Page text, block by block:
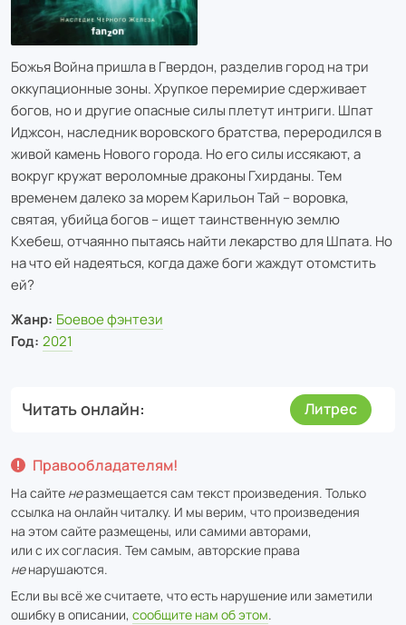
Божья Война пришла в Гвердон, разделив город на три
оккупационные зоны. Хрупкое перемирие сдерживает
богов, но и другие опасные силы плетут интриги. Шпат
Иджсон, наследник воровского братства, переродился в
живой камень Нового города. Но его силы иссякают, а
вокруг кружат вероломные драконы Гхирданы. Тем
временем далеко за морем Карильон Тай – воровка,
святая, убийца богов – ищет таинственную землю
Кхебеш, отчаянно пытаясь найти лекарство для Шпата. Но
на что ей надеяться, когда даже боги жаждут отомстить
ей?
Жанр: Боевое фэнтези
Год: 2021
Читать онлайн Литрес
Правообладателям!
На сайте неразмещается сам текст произведения. Только
ссылка на онлайн читалку. И мы верим, что произведения
на этом сайте размещены, или самими авторами,
или с их согласия. Тем самым, авторские права
ненарушаются.
Если вы всё же считаете, что есть нарушение или заметили
ошибку в описании, сообщите нам об этом.